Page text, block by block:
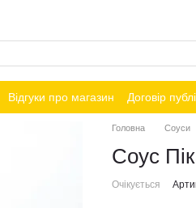
Відгуки про магазин Договір
Головна Соуси
Соус
Очікується